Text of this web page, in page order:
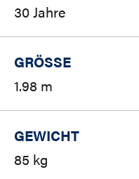
30 Jahre
GRÖSSE
1.98 m
GEWICHT
85 kg